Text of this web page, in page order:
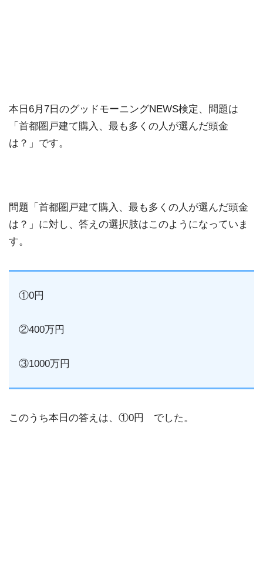
本日6月7日のグッドモーニングNEWS検定、問題は
「首都圏戸建て購入、最も多くの人が選んだ頭金
は？」です。
問題「首都圏戸建て購入、最も多くの人が選んだ頭金
は？」に対し、答えの選択肢はこのようになっていま
す。
①0円
②400万円
③1000万円
このうち本日の答えは、①0円 でした。